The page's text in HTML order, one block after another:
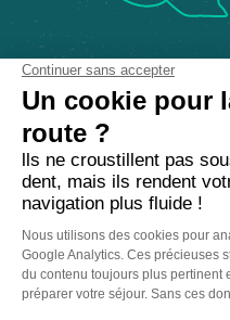
Comment
Made with
Mentions légales - Politique
Accessibilité
conditions